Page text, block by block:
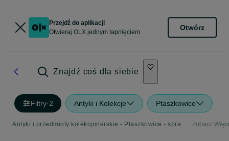
Przejdź do aplikacji
Otwieraj OLX jednym tapnięciem
Otwórz
Znajdź coś dla siebie
Filtry·2 Antyki i Kolekcje Ptaszkowice
Antyki i przedmioty kolekcjonerskie - Ptaszkowice - sprawdź ogłoszenia w Twojej okolicy Zobacz